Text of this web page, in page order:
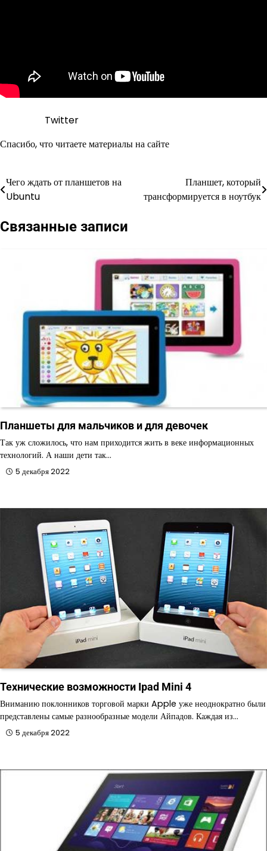
Twitter
Спасибо, что читаете материалы на сайте
Навигация
записям
Чего ждать от планшетов на
Ubuntu
Планшет, который
трансформируется в ноутбук
Связанные записи
Планшеты для мальчиков и для девочек
Так уж сложилось, что нам приходится жить в веке информационных
технологий. А наши дети так…
5 декабря 2022
Технические возможности Ipad Mini 4
Вниманию поклонников торговой марки Apple уже неоднократно были
представлены самые разнообразные модели Айпадов. Каждая из…
5 декабря 2022